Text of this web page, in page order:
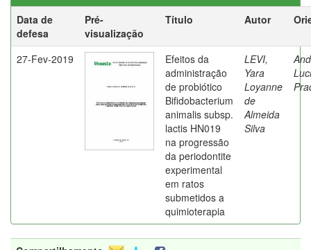
Data de
defesa
Pré-
visualização
Título Autor
27-Fev-2019
Efeitos da
administração
de probiótico
Bifidobacterium
animalis subsp.
lactis HN019
na progressão
da periodontite
experimental
em ratos
submetidos a
quimioterapia
LEVI,
Yara
Loyanne
de
Almeida
Silva